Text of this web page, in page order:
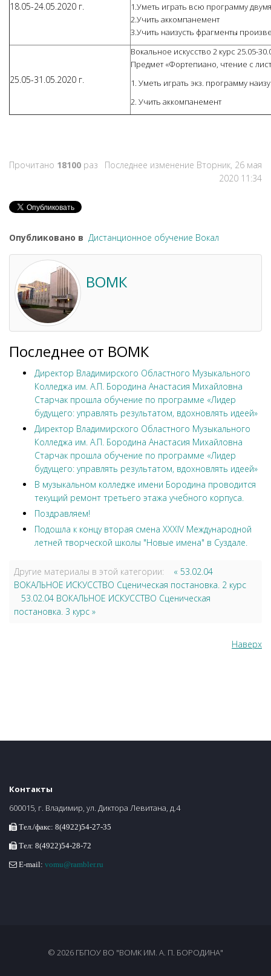
18.05-24.05.2020 г.
1.Уметь играть всю программу
2.Учить аккомпанемент
3.Учить наизусть фрагменты
25.05-31.05.2020 г.
Вокальное искусство 2 курс 25.05-
Предмет «Фортепиано, чтение с
1. Уметь играть экз. программу
2. Учить аккомпанемент
Прочитано 18100 раз
Последнее изменение Вторник, 26 мая
2020 11:34
Опубликовано в Дистанционное обучение Вокал
ВОМК
Последнее от ВОМК
Директор Владимирского Областного Музыкального
Колледжа им. А.П. Бородина Анастасия Михайловна
Старчак прошла обучение по программе «Лидер
будущего: управлять результатом, вдохновлять идеей»
Директор Владимирского Областного Музыкального
Колледжа им. А.П. Бородина Анастасия Михайловна
Старчак прошла обучение по программе «Лидер
будущего: управлять результатом, вдохновлять идеей»
В музыкальном колледже имени Бородина проводится
текущий ремонт третьего этажа учебного корпуса.
Поздравляем!
Подошла к концу вторая смена XXXIV Международной
летней творческой школы "Новые имена" в Суздале.
Другие материалы в этой категории:
« 53.02.04
ВОКАЛЬНОЕ ИСКУССТВО Сценическая постановка. 2 курс
53.02.04 ВОКАЛЬНОЕ ИСКУССТВО Сценическая
постановка. 3 курс »
Наверх
Контакты
600015, г. Владимир, ул. Диктора Левитана, д.4
Тел./факс: 8(4922)54-27-35
Тел: 8(4922)54-28-72
E-mail: vomu@rambler.ru
© 2026 ГБПОУ ВО "ВОМК ИМ. А. П. БОРОДИНА"